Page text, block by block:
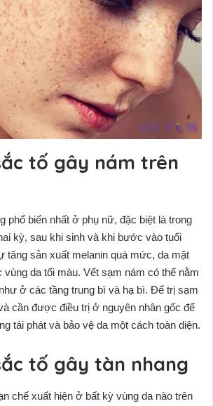
tố gây nám trên
phổ biến nhất ở phụ nữ, đặc biệt là trong
kỳ, sau khi sinh và khi bước vào tuổi
tăng sản xuất melanin quá mức, da mặt
vùng da tối màu. Vết sạm nám có thể nằm
ở các tầng trung bì và hạ bì. Để trị sạm
cần được điều trị ở nguyên nhân gốc để
tái phát và bảo vệ da một cách toàn diện.
tố gây tàn nhang
chế xuất hiện ở bất kỳ vùng da nào trên